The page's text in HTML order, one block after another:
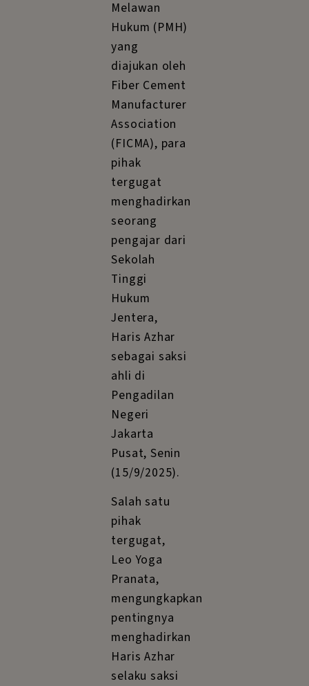
Melawan
Hukum (PMH)
yang
diajukan oleh
Fiber Cement
Manufacturer
Association
(FICMA), para
pihak
tergugat
menghadirkan
seorang
pengajar dari
Sekolah
Tinggi
Hukum
Jentera,
Haris Azhar
sebagai saksi
ahli di
Pengadilan
Negeri
Jakarta
Pusat, Senin
(15/9/2025).
Salah satu
pihak
tergugat,
Leo Yoga
Pranata,
mengungkapkan
pentingnya
menghadirkan
Haris Azhar
selaku saksi